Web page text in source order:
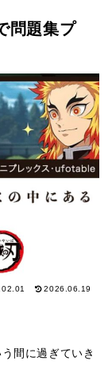
問題集プ
2026.06.19
間に過ぎていき